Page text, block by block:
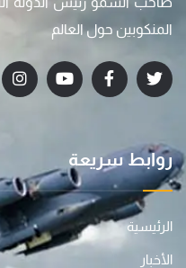
المنكوبين حول العالم
روابط سريعة
الرئيسية
الأخبار